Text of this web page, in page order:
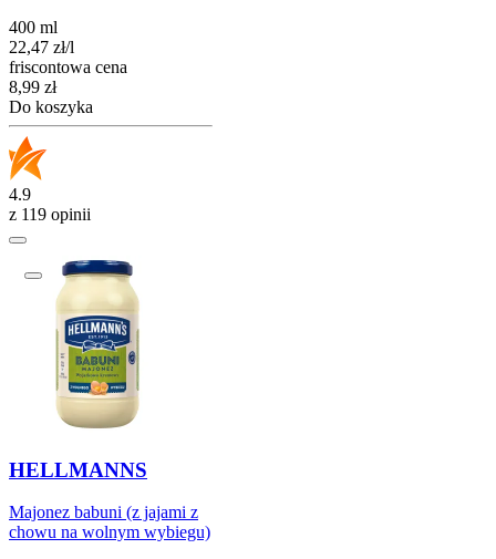
400 ml
22,47 zł/l
friscontowa cena
Cena
8,99 zł
Do koszyka
4.9
z 119 opinii
HELLMANNS
Majonez babuni (z jajami z
chowu na wolnym wybiegu)